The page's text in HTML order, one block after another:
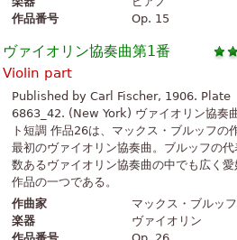
作品番号
Op. 15
ヴァイオリン協奏曲第1番
Violin part
Published by Carl Fischer, 1906. Plate
6863_42. (New York) ヴァイオリン協奏
ト短調 作品26は、マックス・ブルッフの
最初のヴァイオリン協奏曲。ブルッフの代
数あるヴァイオリン協奏曲の中でも広く愛
作品の一つである。
作曲家
マックス・ブルッフ
楽器
ヴァイオリン